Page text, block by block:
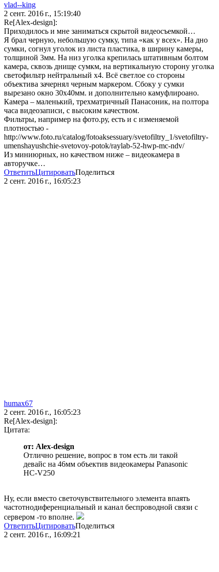
vlad--king
2 сент. 2016 г., 15:19:40
Re[Alex-design]:
Приходилось и мне заниматься скрытой видеосъемкой…
Я брал черную, небольшую сумку, типа «как у всех». На дно
сумки, согнул уголок из листа пластика, в ширину камеры,
толщиной 3мм. На низ уголка крепилась штативным болтом
камера, сквозь днище сумкм, на вертикальную сторону уголка
светофильтр нейтральный х4. Всё светлое со стороны
объектива зачернял черным маркером. Сбоку у сумки
вырезано окно 30х40мм. и дополнительно камуфлироано.
Камера – маленький, трехматричный Панасоник, на полтора
часа видеозаписи, с высоким качеством.
Фильтры, например на фото.ру, есть и с изменяемой
плотностью -
http://www.foto.ru/catalog/fotoaksessuary/svetofiltry_1/svetofiltry-
umenshayushchie-svetovoy-potok/raylab-52-hwp-mc-ndv/
Из миниюрных, но качеством ниже – видеокамера в
авторучке…
ОтветитьЦитироватьПоделиться
2 сент. 2016 г., 16:05:23
humax67
2 сент. 2016 г., 16:05:23
Re[Alex-design]:
Цитата:
от: Alex-design
Отлично решение, вопрос в том есть ли такой
девайс на 46мм объектив видеокамеры Panasonic
HC-V250
Ну, если вместо светочувствительного элемента впаять
частотнодиференциальный и канал беспроводной связи с
сервером -то вполне.
ОтветитьЦитироватьПоделиться
2 сент. 2016 г., 16:09:21